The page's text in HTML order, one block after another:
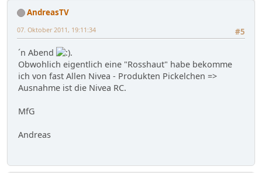
AndreasTV
#5
07. Oktober 2011, 19:11:34
´n Abend
.
Obwohlich eigentlich eine "Rosshaut" habe bekomme
ich von fast Allen Nivea - Produkten Pickelchen =>
Ausnahme ist die Nivea RC.
MfG
Andreas